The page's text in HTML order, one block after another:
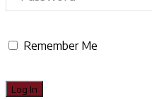
Remember Me